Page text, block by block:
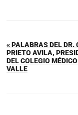
« PALABRAS DEL DR.
PRIETO AVILA,
DEL COLEGIO
VALLE